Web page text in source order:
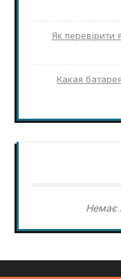
Як перевірити
Какая
Немає